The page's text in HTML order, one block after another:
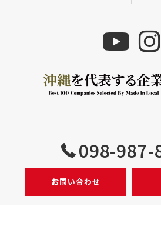
098-987-
お問い合わせ